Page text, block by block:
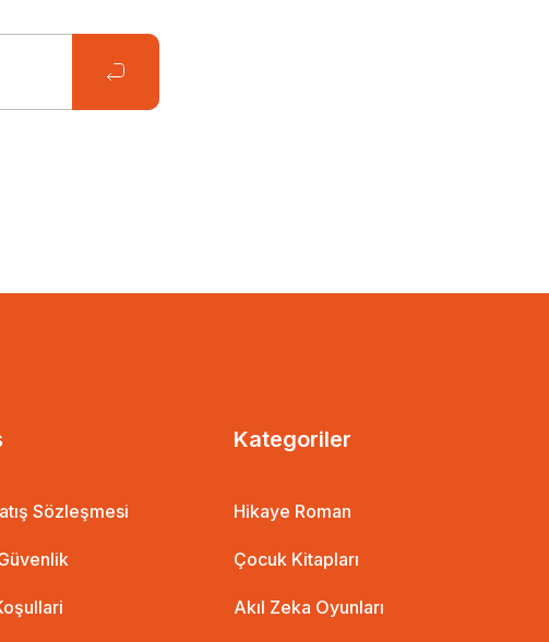
Sözleşmesi
Kategoriler
Hikaye Roman
Çocuk Kitapları
Akıl Zeka Oyunları